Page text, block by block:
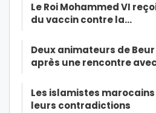
Le Roi Mohammed VI
du vaccin contre la…
Deux animateurs de
après une rencontre
Les islamistes
leurs contradictions